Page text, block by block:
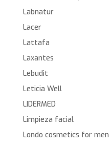
Labnatur
Lacer
Lattafa
Laxantes
Lebudit
Leticia Well
LIDERMED
Limpieza facial
Londo cosmetics for men